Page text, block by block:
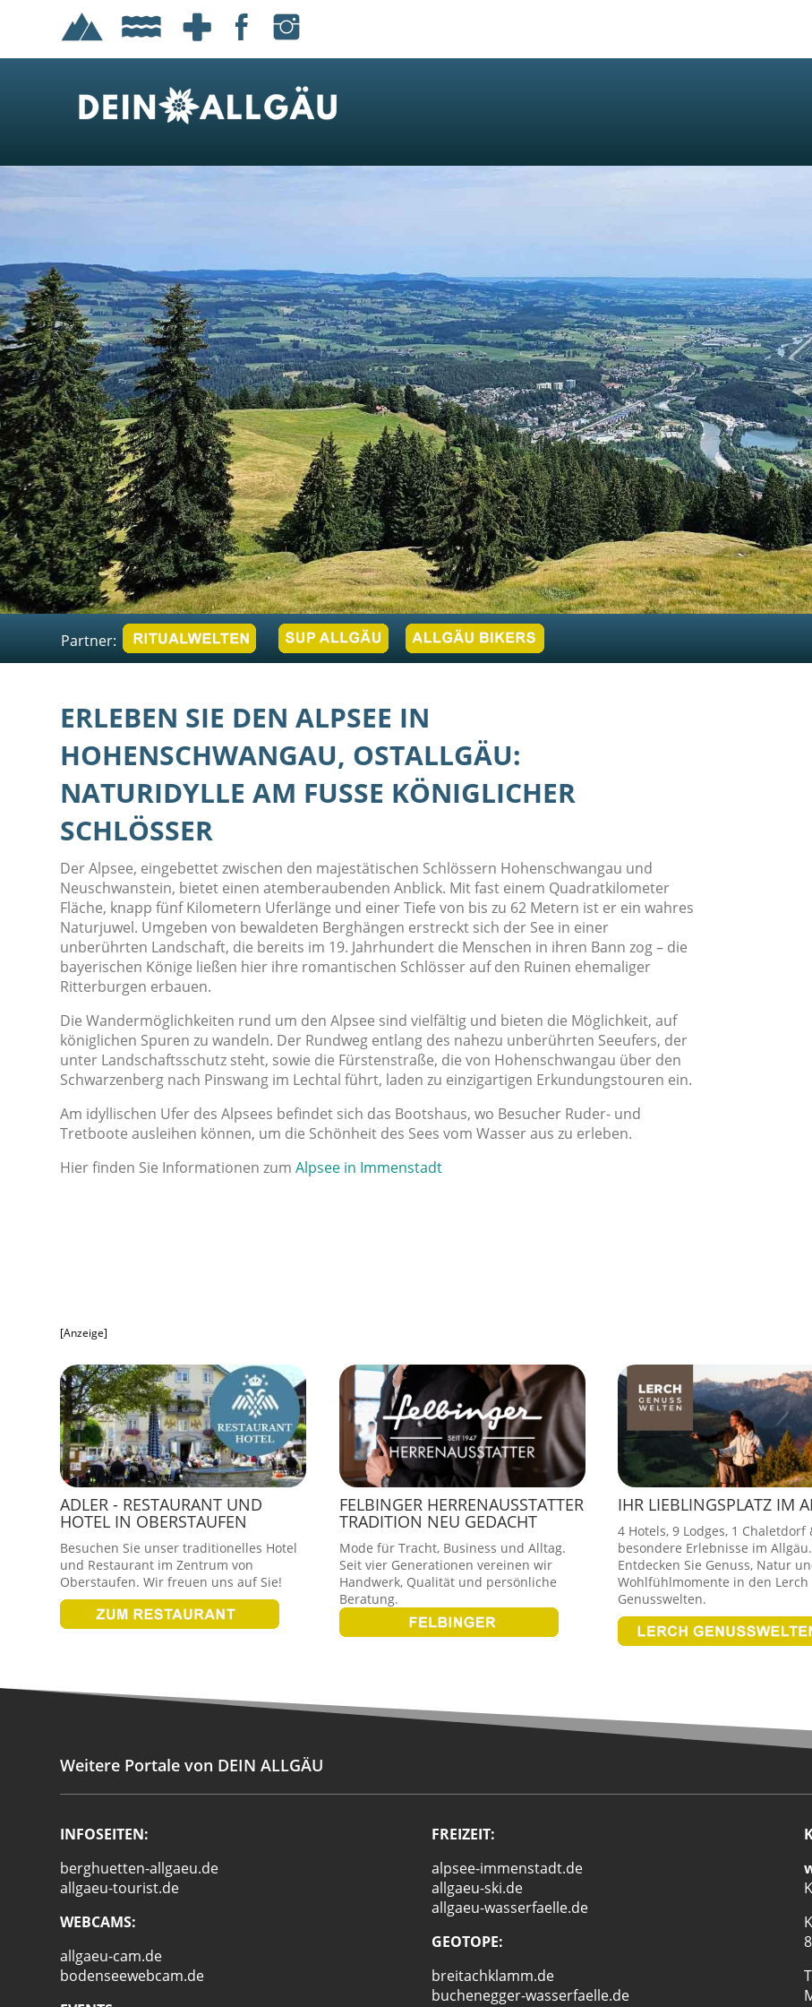
Partner:
ERLEBEN SIE DEN ALPSEE IN
HOHENSCHWANGAU, OSTALLGÄU:
NATURIDYLLE AM FUSSE KÖNIGLICHER S
CHLÖSSER
Der Alpsee, eingebettet zwischen den majestätischen Schlössern Hohenschwangau und
Neuschwanstein, bietet einen atemberaubenden Anblick. Mit fast einem Quadratkilometer
Fläche, knapp fünf Kilometern Uferlänge und einer Tiefe von bis zu 62 Metern ist er ein wahres
Naturjuwel. Umgeben von bewaldeten Berghängen erstreckt sich der See in einer
unberührten Landschaft, die bereits im 19. Jahrhundert die Menschen in ihren Bann zog – die
bayerischen Könige ließen hier ihre romantischen Schlösser auf den Ruinen ehemaliger
Ritterburgen erbauen.
Die Wandermöglichkeiten rund um den Alpsee sind vielfältig und bieten die Möglichkeit, auf
königlichen Spuren zu wandeln. Der Rundweg entlang des nahezu unberührten Seeufers, der
unter Landschaftsschutz steht, sowie die Fürstenstraße, die von Hohenschwangau über den
Schwarzenberg nach Pinswang im Lechtal führt, laden zu einzigartigen Erkundungstouren ein.
Am idyllischen Ufer des Alpsees befindet sich das Bootshaus, wo Besucher Ruder- und
Tretboote ausleihen können, um die Schönheit des Sees vom Wasser aus zu erleben.
Hier finden Sie Informationen zumAlpsee in Immenstadt
[Anzeige]
ADLER - RESTAURANT UND
HOTEL IN OBERSTAUFEN
Besuchen Sie unser traditionelles Hotel
und Restaurant im Zentrum von
Oberstaufen. Wir freuen uns auf Sie!
FELBINGER HERRENAUSSTATTER
TRADITION NEU GEDACHT
Mode für Tracht, Business und Alltag.
Seit vier Generationen vereinen wir
Handwerk, Qualität und persönliche
Beratung.
IHR LIEBLINGSPLATZ IM
4 Hotels, 9 Lodges, 1 Chaletdorf
besondere Erlebnisse im Allgäu.
Entdecken Sie Genuss, Natur
Wohlfühlmomente in den Lerch
Genusswelten.
Weitere Portale von DEIN ALLGÄU
INFOSEITEN:
berghuetten-allgaeu.de
allgaeu-tourist.de
WEBCAMS:
allgaeu-cam.de
bodenseewebcam.de
FREIZEIT:
alpsee-immenstadt.de
allgaeu-ski.de
allgaeu-wasserfaelle.de
GEOTOPE:
breitachklamm.de
buchenegger-wasserfaelle.de